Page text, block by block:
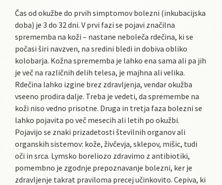
Čas od okužbe do prvih simptomov bolezni (inkubacijska
doba) je 3 do 32 dni. V prvi fazi se pojavi značilna
sprememba na koži – nastane neboleča rdečina, ki se
počasi širi navzven, na sredini bledi in dobiva obliko
kolobarja. Kožna sprememba je lahko ena sama ali pa jih
je več na različnih delih telesa, je majhna ali velika.
Rdečina lahko izgine brez zdravljenja, vendar okužba
vseeno prodira dalje. Treba je vedeti, da spremembe na
koži niso vedno prisotne. Druga in tretja faza bolezni se
lahko pojavita po več mesecih ali letih po okužbi.
Pojavijo se znaki prizadetosti številnih organov ali
organskih sistemov: kože, živčevja, sklepov, mišic, tudi
oči in srca. Lymsko boreliozo zdravimo z antibiotiki,
pomembno je zgodnje prepoznavanje bolezni, ker je
zdravljenje takrat praviloma precej učinkovito. Cepiva, ki